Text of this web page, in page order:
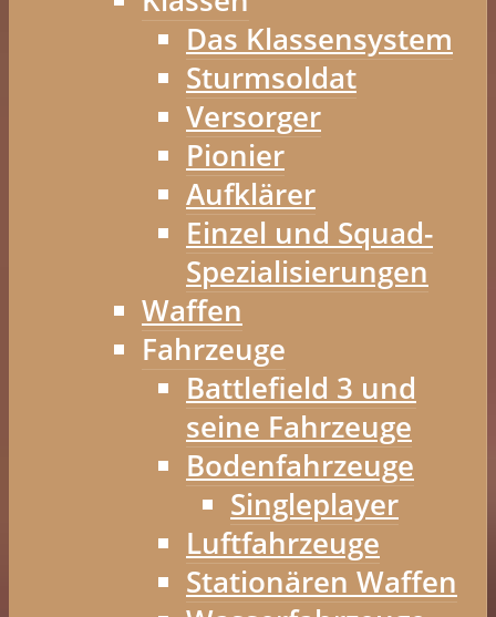
Das Klassensystem
Sturmsoldat
Versorger
Pionier
Aufklärer
Einzel und Squad-
Spezialisierungen
Waffen
Fahrzeuge
Battlefield 3 und
seine Fahrzeuge
Bodenfahrzeuge
Singleplayer
Luftfahrzeuge
Stationären Waffen